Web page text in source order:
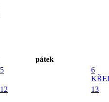
pátek
5
6
12 13